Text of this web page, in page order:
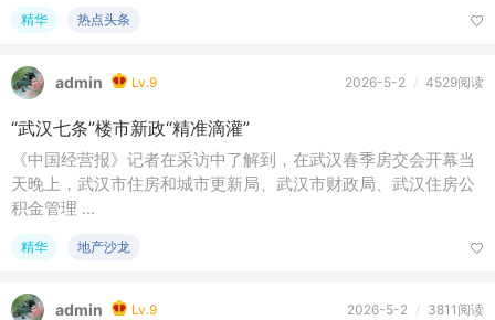
精华 热点头条
admin Lv.9 2026-5-2 / 4529阅读
“武汉七条”楼市新政“精准滴灌”
《中国经营报》记者在采访中了解到，在武汉春季房交会开幕当
天晚上，武汉市住房和城市更新局、武汉市财政局、武汉住房公
积金管理 ...
精华 地产沙龙
admin Lv.9 2026-5-2 / 3811阅读